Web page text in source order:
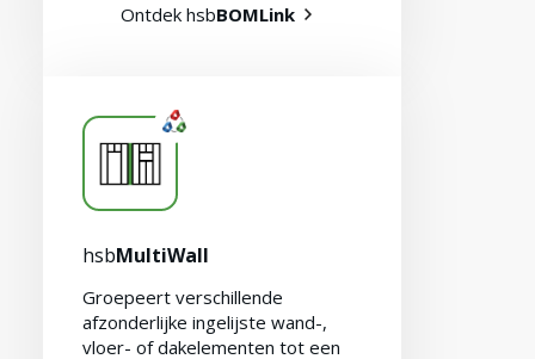
Ontdek hsbBOMLink
hsbMultiWall
Groepeert verschillende
afzonderlijke ingelijste wand-,
vloer- of dakelementen tot een